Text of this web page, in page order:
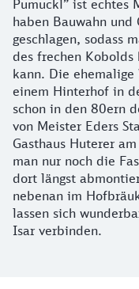
Pumuckl” ist echtes
haben Bauwahn und
geschlagen, sodass
des frechen
kann. Die
einem Hinterhof in
schon in den 80ern
von Meister Eders
Gasthaus Huterer
man nur noch die
dort längst
nebenan im
lassen sich
Isar verbinden.